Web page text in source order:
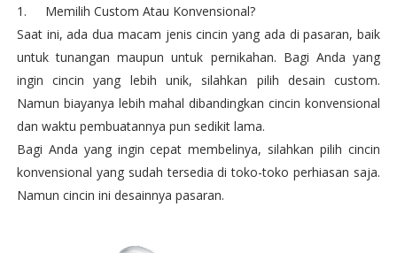
1.
Memilih Custom Atau Konvensional?
Saat ini, ada dua macam jenis cincin yang ada di pasaran, baik
untuk tunangan maupun untuk pernikahan. Bagi Anda yang
ingin cincin yang lebih unik, silahkan pilih desain custom.
Namun biayanya lebih mahal dibandingkan cincin konvensional
dan waktu pembuatannya pun sedikit lama.
Bagi Anda yang ingin cepat membelinya, silahkan pilih cincin
konvensional yang sudah tersedia di toko-toko perhiasan saja.
Namun cincin ini desainnya pasaran.